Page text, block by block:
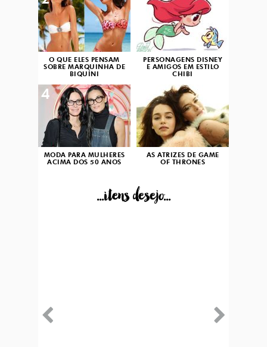
O QUE ELES PENSAM
SOBRE MARQUINHA DE
BIQUÍNI
PERSONAGENS DISNEY
E AMIGOS EM ESTILO
CHIBI
MODA PARA MULHERES
ACIMA DOS 50 ANOS
4
AS ATRIZES DE GAME
OF THRONES
...itens desejo...